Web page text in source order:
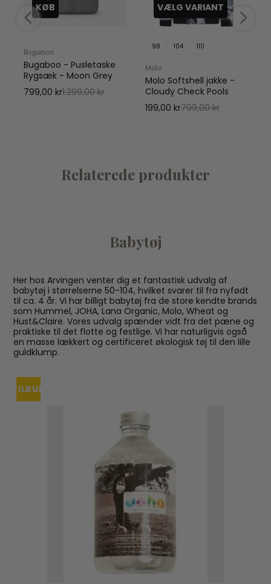
KØB
Bugaboo
Bugaboo - Pusletaske
Rygsæk - Moon Grey
799,00 kr1.299,00 kr
VÆLG VARIANT
98 104 110
Molo
Molo Softshell jakke -
Cloudy Check Pools
199,00 kr799,00 kr
Relaterede produkter
Babytøj
Her hos Arvingen venter dig et fantastisk udvalg af
babytøj i størrelserne 50-104, hvilket svarer til fra nyfødt
til ca. 4 år. Vi har billigt babytøj fra de store kendte brands
som Hummel, JOHA, Lana Organic, Molo, Wheat og
Hust&Claire. Vores udvalg spænder vidt fra det pæne og
praktiske til det flotte og festlige. Vi har naturligvis også
en masse lækkert og certificeret økologisk tøj til den lille
guldklump.
TILBUDUDSOLGT